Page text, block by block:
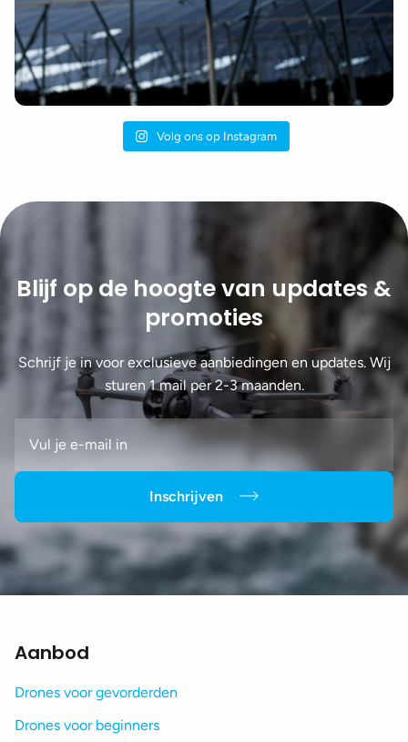
Volg ons op Instagram
Blijf op de hoogte van updates &
promoties
Schrijf je in voor exclusieve aanbiedingen en updates. Wij
sturen 1 mail per 2-3 maanden.
Inschrijven
Aanbod
Drones voor gevorderden
Drones voor beginners